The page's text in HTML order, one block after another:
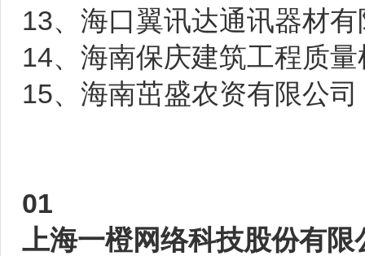
13、海口翼讯达通讯器材
14、海南保庆建筑工程质
15、海南茁盛农资有限公司
01
上海一橙网络科技股份有限